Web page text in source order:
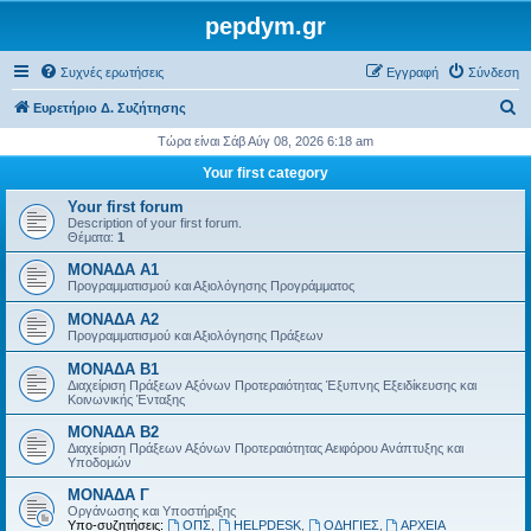
pepdym.gr
Συχνές ερωτήσεις Σύνδεση
Εγγραφή
Ευρετήριο Δ. Συζήτησης
ζ
τ
σ
Τώρα είναι Σάβ Αύγ 08, 2026 6:18 am
Your first category
Your first forum
Description of your first forum.
Θέματα: 1
ΜΟΝΑΔΑ Α1
Προγραμματισμού και Αξιολόγησης Προγράμματος
ΜΟΝΑΔΑ Α2
Προγραμματισμού και Αξιολόγησης Πράξεων
ΜΟΝΑΔΑ Β1
Διαχείριση Πράξεων Αξόνων Προτεραιότητας Έξυπνης Εξειδίκευσης και
Κοινωνικής Ένταξης
ΜΟΝΑΔΑ Β2
Διαχείριση Πράξεων Αξόνων Προτεραιότητας Αειφόρου Ανάπτυξης και
Υποδομών
ΜΟΝΑΔΑ Γ
Οργάνωσης και Υποστήριξης
Υπο-συζητήσεις:
ΟΠΣ HELPDESK, ΟΔΗΓΙΕΣ ΑΡΧΕΙΑ